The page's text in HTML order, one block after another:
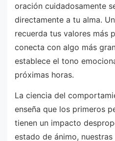
oración cuidadosamente
directamente a tu alma.
recuerda tus valores más
conecta con algo más
establece el tono
próximas horas.
La ciencia del
enseña que los primeros
tienen un impacto
estado de ánimo,